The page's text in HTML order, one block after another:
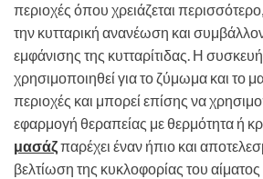
περιοχές όπου χρειάζεται
την κυτταρική ανανέωση και
εμφάνισης της κυτταρίτιδας. Η
χρησιμοποιηθεί για το ζύμωμα και το
περιοχές και μπορεί επίσης να
εφαρμογή θεραπείας με θερμότητα ή
μασάζπαρέχει έναν ήπιο και
βελτίωση της κυκλοφορίας του αίματος